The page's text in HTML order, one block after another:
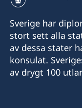
E-postadress
Telefontid:
måndag - fredag
+90 546 242 42 77
E-postadress
Sverige har
stort sett alla
av dessa stater
konsulat.
av drygt 100